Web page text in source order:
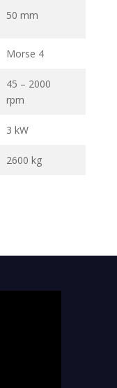
50 mm
Morse 4
45 – 2000
rpm
3 kW
2600 kg